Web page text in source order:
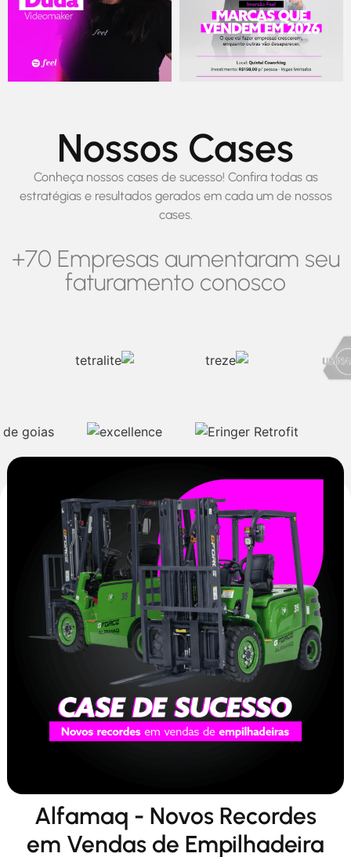
Nossos Cases
Conheça nossos cases de sucesso! Confira todas as
estratégias e resultados gerados em cada um de nossos
cases.
+70 Empresas aumentaram seu
faturamento conosco
Alfamaq - Novos Recordes
em Vendas de Empilhadeira